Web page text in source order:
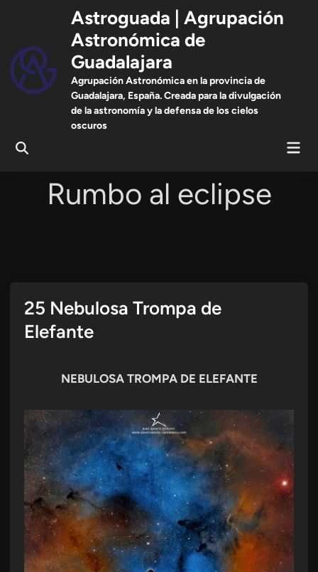
Astroguada | Agrupación
Astronómica de
Guadalajara
Agrupación Astronómica en la provincia de
Guadalajara, España. Creada para la divulgación
de la astronomía y la defensa de los cielos
oscuros
Abrir
Rumbo al eclipse
25 Nebulosa Trompa de
Elefante
NEBULOSA TROMPA DE ELEFANTE